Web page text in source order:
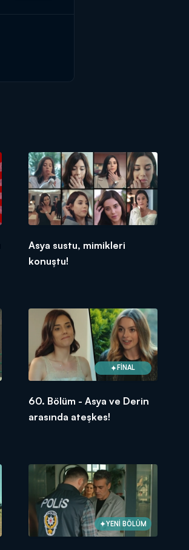
Asya sustu, mimikleri
konuştu!
FİNAL
60. Bölüm - Asya ve Derin
arasında ateşkes!
YENİ BÖLÜM